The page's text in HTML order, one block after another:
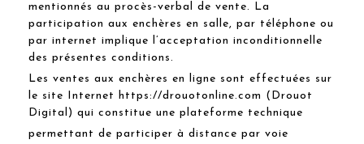
mentionnés au procès-verbal de vente. La
participation aux enchères en salle, par téléphone ou
par internet implique l’acceptation inconditionnelle
des présentes conditions.
Les ventes aux enchères en ligne sont effectuées sur
le site Internet https://drouotonline.com (Drouot
Digital) qui constitue une plateforme technique
permettant de participer à distance par voie